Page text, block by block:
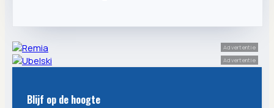
Advertentie
Advertentie
Blijf op de hoogte